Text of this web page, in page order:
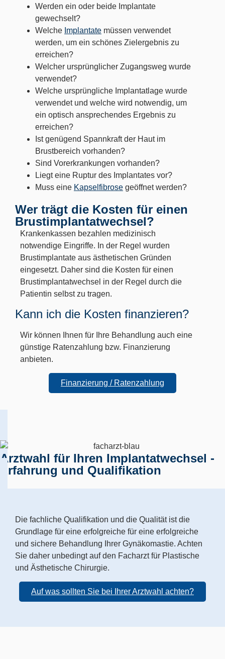
Werden ein oder beide Implantate
gewechselt?
Welche Implantate müssen verwendet
werden, um ein schönes Zielergebnis zu
erreichen?
Welcher ursprünglicher Zugangsweg wurde
verwendet?
Welche ursprüngliche Implantatlage wurde
verwendet und welche wird notwendig, um
ein optisch ansprechendes Ergebnis zu
erreichen?
Ist genügend Spannkraft der Haut im
Brustbereich vorhanden?
Sind Vorerkrankungen vorhanden?
Liegt eine Ruptur des Implantates vor?
Muss eine Kapselfibrose geöffnet werden?
Wer trägt die Kosten für einen
Brustimplantatwechsel?
Krankenkassen bezahlen medizinisch
notwendige Eingriffe. In der Regel wurden
Brustimplantate aus ästhetischen Gründen
eingesetzt. Daher sind die Kosten für einen
Brustimplantatwechsel in der Regel durch die
Patientin selbst zu tragen.
Kann ich die Kosten finanzieren?
Wir können Ihnen für Ihre Behandlung auch eine
günstige Ratenzahlung bzw. Finanzierung
anbieten.
Finanzierung / Ratenzahlung
Arztwahl für Ihren Implantatwechsel -
Erfahrung und Qualifikation
Die fachliche Qualifikation und die Qualität ist die
Grundlage für eine erfolgreiche für eine erfolgreiche
und sichere Behandlung Ihrer Gynäkomastie. Achten
Sie daher unbedingt auf den Facharzt für Plastische
und Ästhetische Chirurgie.
Auf was sollten Sie bei Ihrer Arztwahl achten?